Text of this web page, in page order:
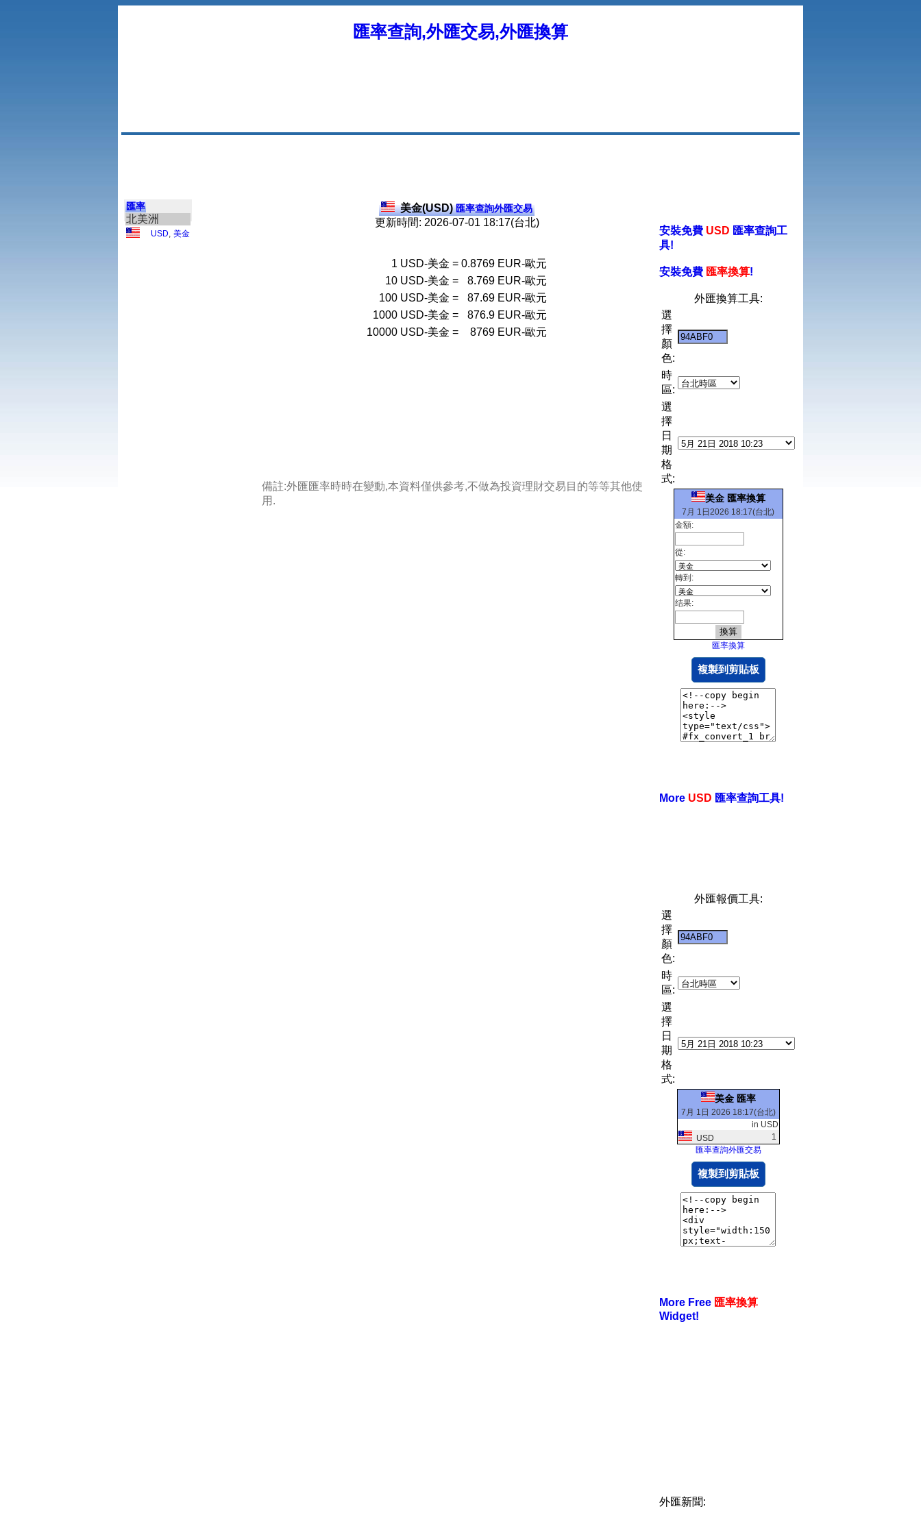
匯率查詢,外匯交易,外匯換算
匯率
北美洲
USD 美金
美金(USD)匯率查詢外匯交易
更新時間: 2026-07-01 18:17(台北)
1 USD-美金 = 0.8769 EUR-歐元
10 USD-美金 = 8.769 EUR-歐元
100 USD-美金 = 87.69 EUR-歐元
1000 USD-美金 = 876.9 EUR-歐元
10000 USD-美金 = 8769 EUR-歐元
備註:外匯匯率時時在變動,本資料僅供參考,不做為投資理財交易目的等等其他使
用.
安裝免費 USD 匯率查詢工
具!
安裝免費 匯率換算!
外匯換算工具:
選
擇
顏
色:
時
區:
選
擇
日
期
格
式:
美金 匯率換算
7月 1日2026 18:17(台北)
金額:
從:
轉到:
结果:
匯率換算
複製到剪貼板
More USD 匯率查詢工具!
外匯報價工具:
選
擇
顏
色:
時
區:
選
擇
日
期
格
式:
美金 匯率
7月 1日 2026 18:17(台北)
in USD
USD
1
匯率查詢外匯交易
複製到剪貼板
More Free 匯率換算
Widget!
外匯新聞: